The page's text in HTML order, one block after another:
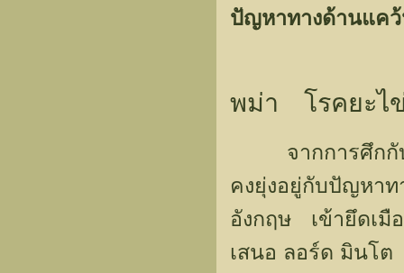
ปัญหาทางด้านแค
พม่า โรคยะไข่
จากการศึกกับไ
คงยุ่งอยู่กับปัญหา
อังกฤษ เข้ายึดเ
เสนอ ลอร์ด มินโ